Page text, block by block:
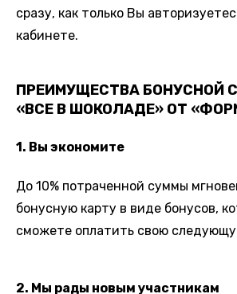
сразу, как только Вы
кабинете.
ПРЕИМУЩЕСТВА БОНУСНОЙ
«ВСЕ В ШОКОЛАДЕ» ОТ
1. Вы экономите
До 10% потраченной суммы
бонусную карту в виде бонусов,
сможете оплатить свою
2. Мы рады новым участникам